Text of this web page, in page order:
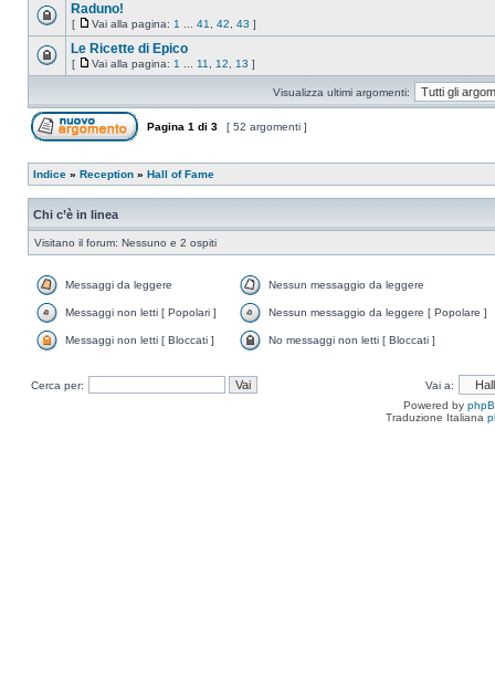
Raduno!
[ Vai alla pagina: 1 41 42 43 ]
Le Ricette di Epico
[ Vai alla pagina: 1 11 12 13 ]
Visualizza ultimi argomenti:
Pagina 1 di 3 [ 52 argomenti ]
Indice » Reception » Hall of Fame
Chi c’è in linea
Visitano il forum: Nessuno e 2 ospiti
Messaggi da leggere Nessun messaggio da leggere
Messaggi non letti [ Popolari ] Nessun messaggio da leggere [ Popolare ]
Messaggi non letti [ Bloccati ] No messaggi non letti [ Bloccati ]
Cerca per:
Vai a:
Powered by
Traduzione Italiana